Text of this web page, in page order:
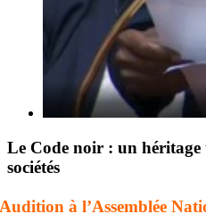
Le Code noir : un héritage
sociétés
Audition à l’Assemblée